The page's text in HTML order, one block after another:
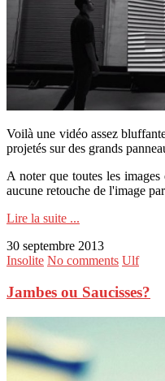
Voilà une vidéo assez
projetés sur des grands
A noter que toutes les
aucune retouche de l'image
Lire la suite ...
30 septembre 2013
Insolite No comments Ulf
Jambes ou Saucisses?